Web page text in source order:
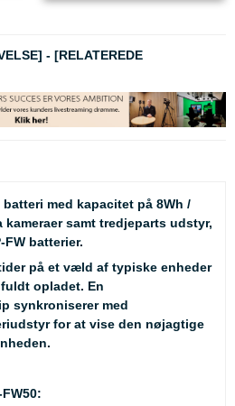
- [RELATEREDE
batteri med kapacitet på 8Wh /
kameraer samt tredjeparts udstyr,
FW batterier.
på et væld af typiske enheder
opladet. En
synkroniserer med
for at vise den nøjagtige